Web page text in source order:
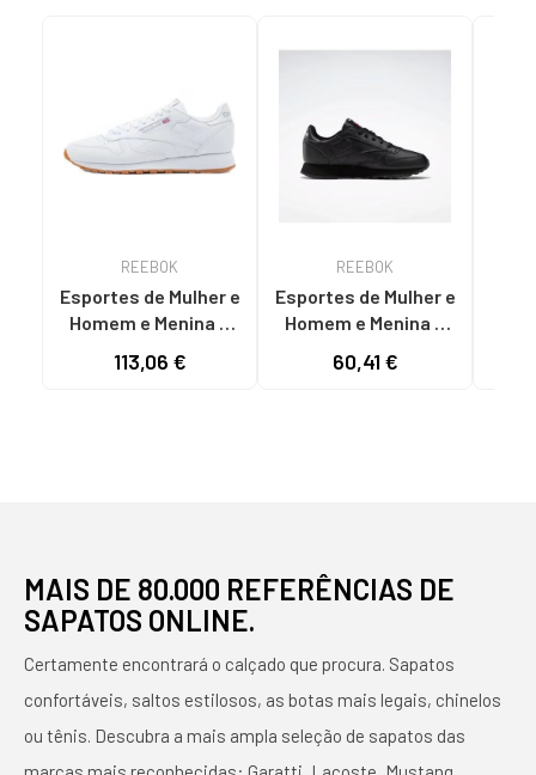
REEBOK
Esportes de Mulher e
Homem e Menina e
CALZADO GY0952
113,06 €
REEBOK
Esportes de Mulher e
Homem e Menina e
CALZADO MARCA
60,41 €
MAIS DE 80.000 REFERÊNCIAS DE
SAPATOS ONLINE.
Certamente encontrará o calçado que procura. Sapatos
confortáveis, saltos estilosos, as botas mais legais, chinelos
ou tênis. Descubra a mais ampla seleção de sapatos das